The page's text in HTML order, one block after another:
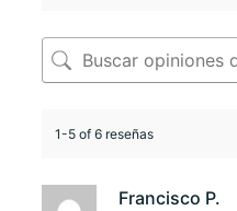
1-5 of 6 reseñas
Francisco P.